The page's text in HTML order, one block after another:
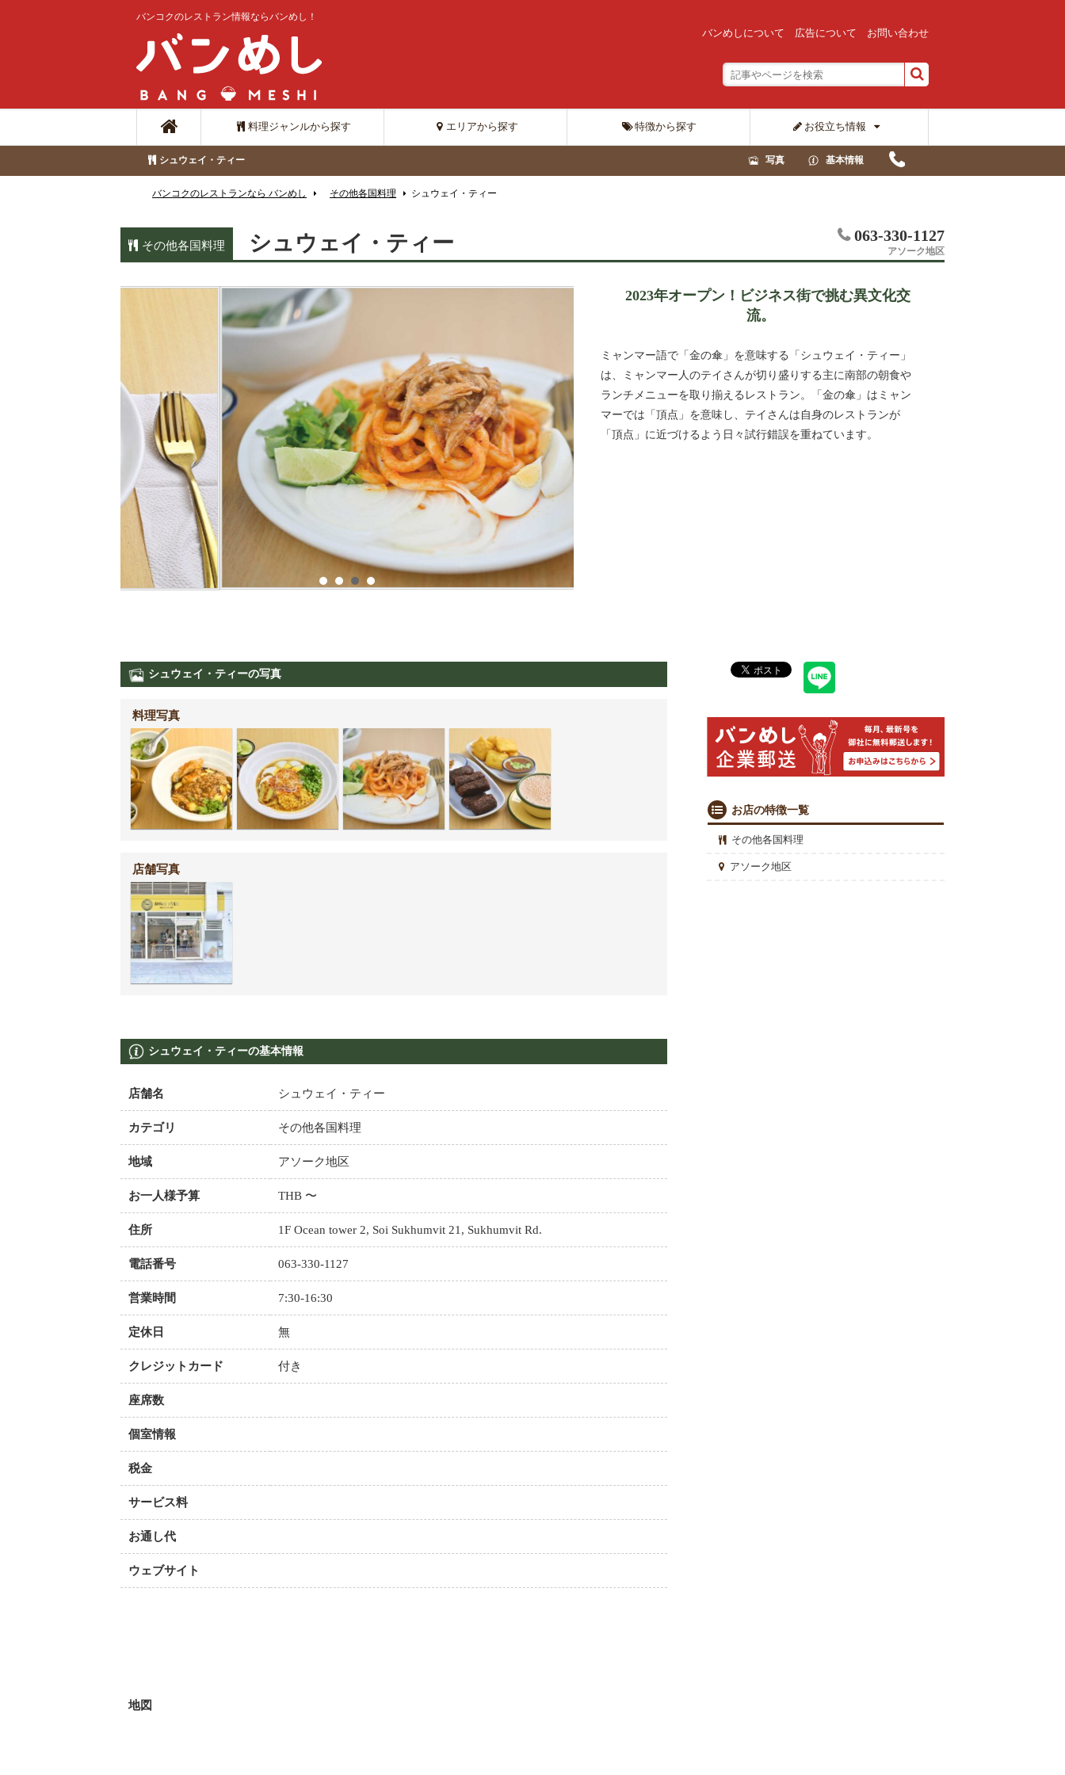
バンコクのレストラン情報ならバンめし！
バンめしについて 広告について お問い合わせ
料理ジャンルから探す エリアから探す 特徴から探す お役立ち情報
シュウェイ・ティー 基本情報
写真
バンコクのレストランなら バンめし その他各国料理 シュウェイ・ティー
その他各国料理 シュウェイ・ティー 063-330-1127
アソーク地区
2023年オープン！ビジネス街で挑む異文化交
流。
ミャンマー語で「金の傘」を意味する「シュウェイ・ティー」
は、ミャンマー人のテイさんが切り盛りする主に南部の朝食や
ランチメニューを取り揃えるレストラン。「金の傘」はミャン
マーでは「頂点」を意味し、テイさんは自身のレストランが
「頂点」に近づけるよう日々試行錯誤を重ねています。
シュウェイ・ティーの写真
料理写真
店舗写真
お店の特徴一覧
その他各国料理
アソーク地区
シュウェイ・ティーの基本情報
店舗名 シュウェイ・ティー
カテゴリ その他各国料理
地域 アソーク地区
お一人様予算 THB 〜
住所 1F Ocean tower 2, Soi Sukhumvit 21, Sukhumvit Rd.
電話番号 063-330-1127
営業時間 7:30-16:30
定休日 無
クレジットカード 付き
座席数
個室情報
税金
サービス料
お通し代
ウェブサイト
地図